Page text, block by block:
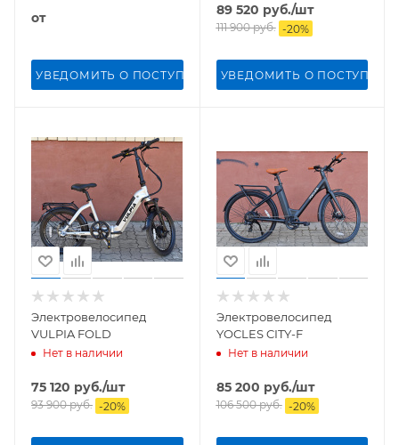
от
УВЕДОМИТЬ О ПОСТУПЛЕНИИ
89 520 руб./шт
111 900руб. -20%
УВЕДОМИТЬ О
Электровелосипед
VULPIA FOLD
Нет в наличии
75 120 руб./шт
93 900руб. -20%
Электровелосипед
YOCLES CITY-F
Нет в наличии
85 200 руб./шт
106 500руб. -20%